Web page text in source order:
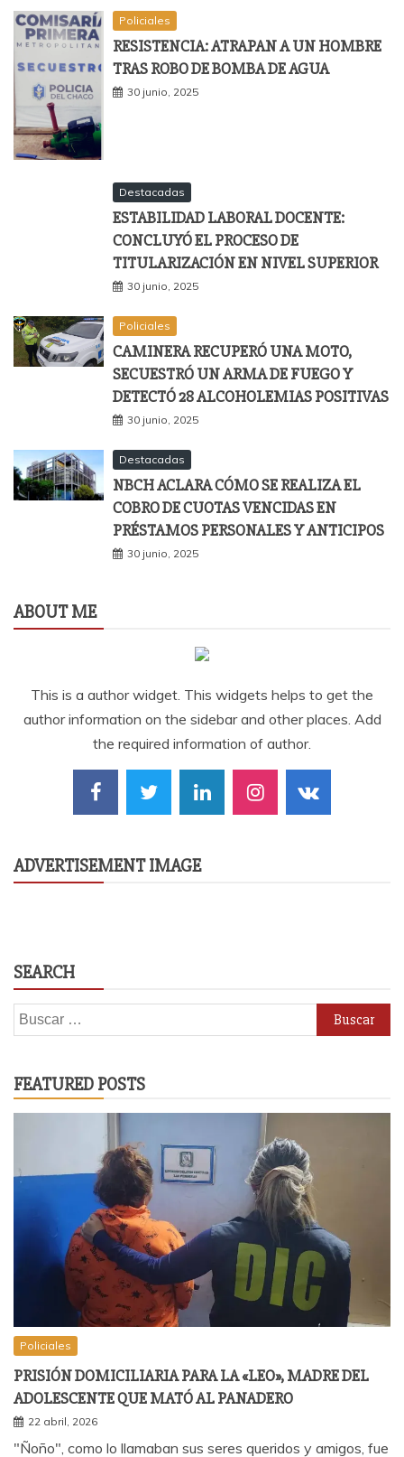
Policiales
RESISTENCIA: ATRAPAN A UN HOMBRE
TRAS ROBO DE BOMBA DE AGUA
30 junio, 2025
Destacadas
ESTABILIDAD LABORAL DOCENTE:
CONCLUYÓ EL PROCESO DE
TITULARIZACIÓN EN NIVEL SUPERIOR
30 junio, 2025
Policiales
CAMINERA RECUPERÓ UNA MOTO,
SECUESTRÓ UN ARMA DE FUEGO Y
DETECTÓ 28 ALCOHOLEMIAS POSITIVAS
30 junio, 2025
Destacadas
NBCH ACLARA CÓMO SE REALIZA EL
COBRO DE CUOTAS VENCIDAS EN
PRÉSTAMOS PERSONALES Y ANTICIPOS
30 junio, 2025
ABOUT ME
This is a author widget. This widgets helps to get the
author information on the sidebar and other places. Add
the required information of author.
ADVERTISEMENT IMAGE
SEARCH
Buscar:
FEATURED POSTS
Policiales
PRISIÓN DOMICILIARIA PARA LA «LEO», MADRE DEL
ADOLESCENTE QUE MATÓ AL PANADERO
22 abril, 2026
"Ñoño", como lo llamaban sus seres queridos y amigos, fue